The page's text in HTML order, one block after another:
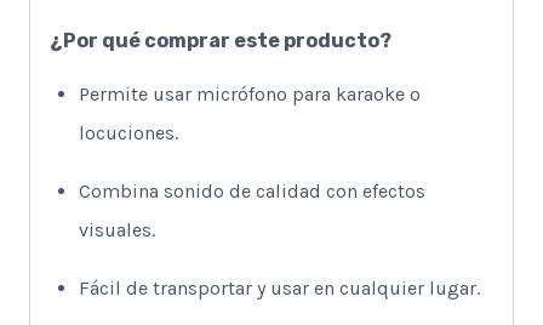
¿Por qué comprar este producto?
Permite usar micrófono para karaoke o
locuciones.
Combina sonido de calidad con efectos
visuales.
Fácil de transportar y usar en cualquier lugar.